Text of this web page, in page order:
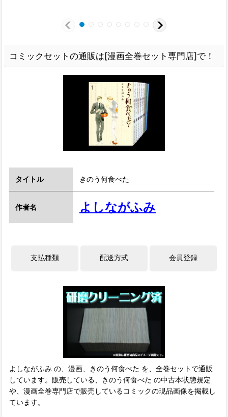
コミックセットの通販は[漫画全巻セット専門店]で！
タイトル きのう何食べた
作者名 よしながふみ
よしながふみ の、漫画、きのう何食べた を、全巻セットで通販
しています。販売している、きのう何食べた の中古本状態規定
や、漫画全巻専門店で販売しているコミックの現品画像を掲載し
ています。